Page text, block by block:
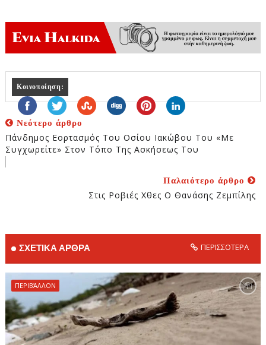
Κοινοποίηση:
Νεότερο άρθρο
Πάνδημος Εορτασμός Του Οσίου Ιακώβου Του «Με
Συγχωρείτε» Στον Τόπο Της Ασκήσεως Του
Παλαιότερο άρθρο
Στις Ροβιές Χθες Ο Θανάσης Ζεμπίλης
ΣΧΕΤΙΚΑ ΑΡΘΡΑ ΠΕΡΙΣΣΟΤΕΡΑ
ΠΕΡΙΒΆΛΛΟΝ